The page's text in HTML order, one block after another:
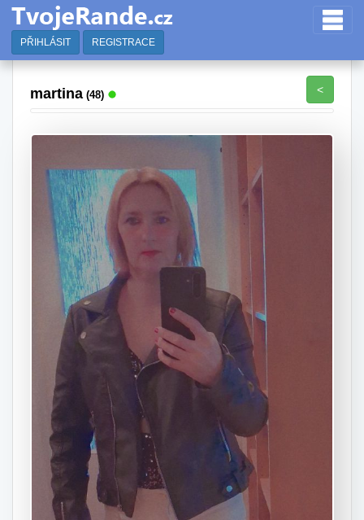
PŘIHLÁSIT REGISTRACE
martina (48) <